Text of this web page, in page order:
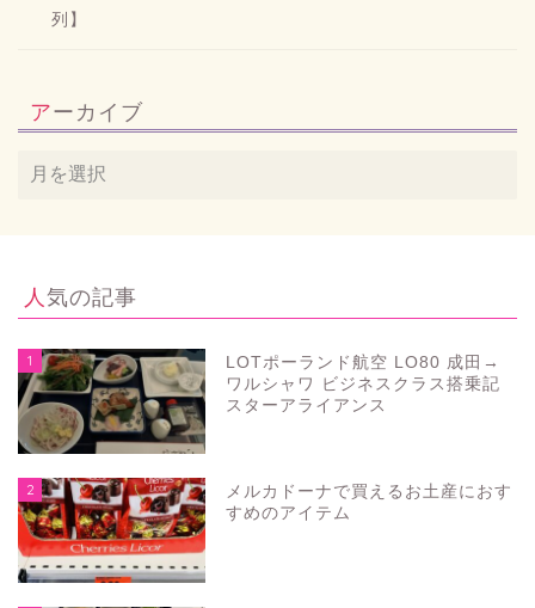
列】
アーカイブ
人気の記事
1
LOTポーランド航空 LO80 成田→
ワルシャワ ビジネスクラス搭乗記
スターアライアンス
2
メルカドーナで買えるお土産におす
すめのアイテム